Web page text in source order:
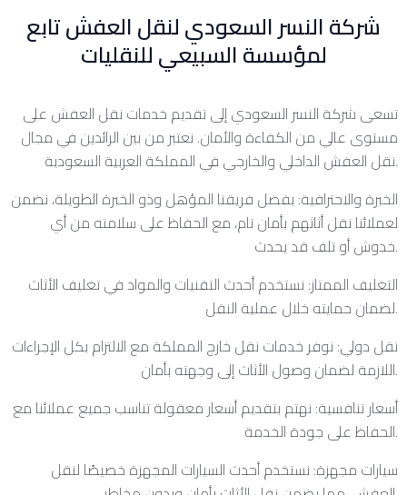
شركة النسر السعودي لنقل العفش تابع
لمؤسسة السبيعي للنقليات
تسعى شركة النسر السعودي إلى تقديم خدمات نقل العفش على
مستوى عالي من الكفاءة والأمان. نعتبر من بين الرائدين في مجال
نقل العفش الداخلي والخارجي في المملكة العربية السعودية.
الخبرة والاحترافية: بفضل فريقنا المؤهل وذو الخبرة الطويلة، نضمن
لعملائنا نقل أثاثهم بأمان تام، مع الحفاظ على سلامته من أي
خدوش أو تلف قد يحدث.
التغليف الممتاز: نستخدم أحدث التقنيات والمواد في تغليف الأثاث
لضمان حمايته خلال عملية النقل.
نقل دولي: نوفر خدمات نقل خارج المملكة مع الالتزام بكل الإجراءات
اللازمة لضمان وصول الأثاث إلى وجهته بأمان.
أسعار تنافسية: نهتم بتقديم أسعار معقولة تناسب جميع عملائنا مع
الحفاظ على جودة الخدمة.
سيارات مجهزة: نستخدم أحدث السيارات المجهزة خصيصًا لنقل